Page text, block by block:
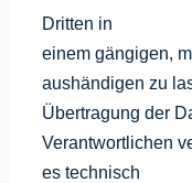
Dritten in
einem gängigen,
aushändigen zu
Übertragung der
Verantwortlichen
es technisch